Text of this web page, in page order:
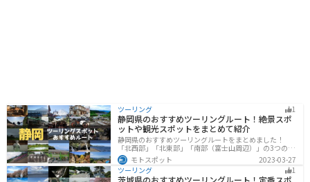
ツーリング 1
静岡県のおすすめツーリングルート！絶景スポ
ットや観光スポットをまとめて紹介
静岡県のおすすめツーリングルートをまとめました！
「北西部」「北東部」「南部（富士山周辺）」の3つのル
ート紹介します。富士山を中心に自然豊かな景色や食事
を楽しめるスポットが多数あります。バイクで静岡県に
ツーリングに行く際は参考にしてください。
モトスポット
2023-03-27
ツーリング
1